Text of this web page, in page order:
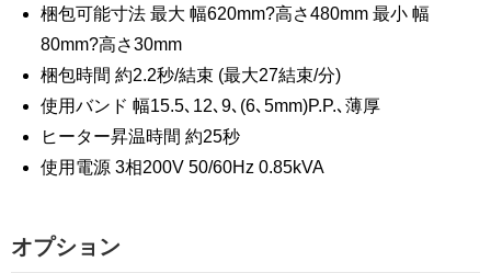
梱包可能寸法 最大 幅620mm?高さ480mm 最小 幅
80mm?高さ30mm
梱包時間 約2.2秒/結束 (最大27結束/分)
使用バンド 幅15.5､12､9､(6､5mm)P.P.､薄厚
ヒーター昇温時間 約25秒
使用電源 3相200V 50/60Hz 0.85kVA
オプション